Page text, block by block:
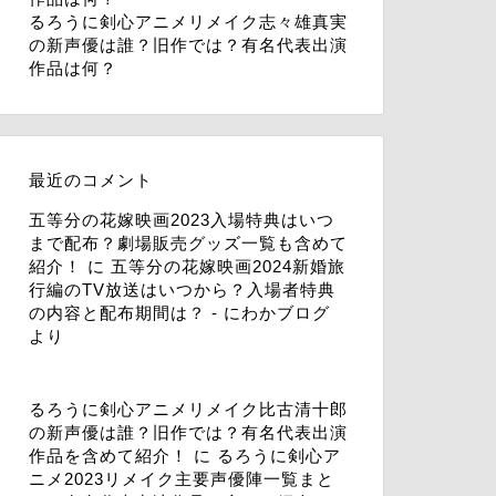
るろうに剣心アニメリメイク志々雄真実
の新声優は誰？旧作では？有名代表出演
作品は何？
最近のコメント
五等分の花嫁映画2023入場特典はいつ
まで配布？劇場販売グッズ一覧も含めて
紹介！
に 五等分の花嫁映画2024新婚旅
行編のTV放送はいつから？入場者特典
の内容と配布期間は？ - にわかブログ
より
るろうに剣心アニメリメイク比古清十郎
の新声優は誰？旧作では？有名代表出演
作品を含めて紹介！
に るろうに剣心ア
ニメ2023リメイク主要声優陣一覧まと